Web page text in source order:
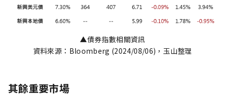
▲債券指數相關資訊
資料來源：Bloomberg (2024/08/06)，玉山整理
其餘重要市場